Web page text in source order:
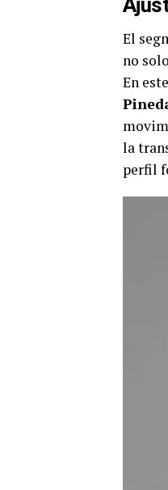
El
no
En
la
perfil